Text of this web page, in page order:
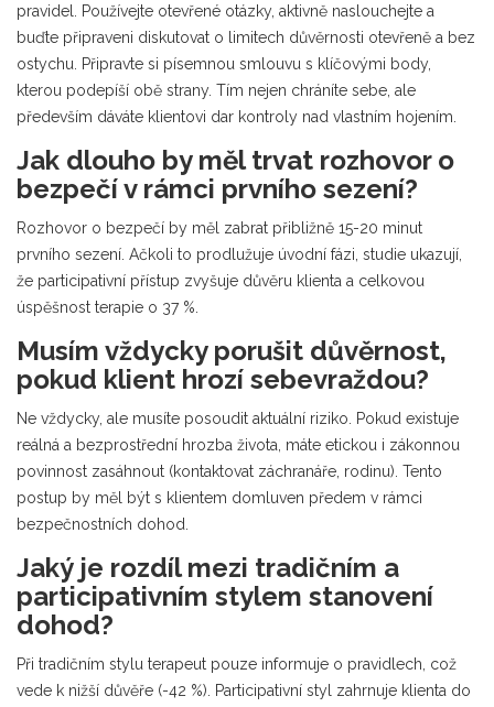
pravidel. Používejte otevřené otázky, aktivně naslouchejte a
buďte připraveni diskutovat o limitech důvěrnosti otevřeně a bez
ostychu. Připravte si písemnou smlouvu s klíčovými body,
kterou podepíší obě strany. Tím nejen chráníte sebe, ale
především dáváte klientovi dar kontroly nad vlastním hojením.
Jak dlouho by měl trvat rozhovor o
bezpečí v rámci prvního sezení?
Rozhovor o bezpečí by měl zabrat přibližně 15-20 minut
prvního sezení. Ačkoli to prodlužuje úvodní fázi, studie ukazují,
že participativní přístup zvyšuje důvěru klienta a celkovou
úspěšnost terapie o 37 %.
Musím vždycky porušit důvěrnost,
pokud klient hrozí sebevraždou?
Ne vždycky, ale musíte posoudit aktuální riziko. Pokud existuje
reálná a bezprostřední hrozba života, máte etickou i zákonnou
povinnost zasáhnout (kontaktovat záchranáře, rodinu). Tento
postup by měl být s klientem domluven předem v rámci
bezpečnostních dohod.
Jaký je rozdíl mezi tradičním a
participativním stylem stanovení
dohod?
Při tradičním stylu terapeut pouze informuje o pravidlech, což
vede k nižší důvěře (-42 %). Participativní styl zahrnuje klienta do